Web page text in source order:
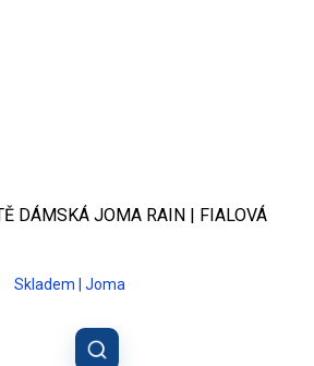
DÁMSKÁ JOMA RAIN | FIALOVÁ
Skladem | Joma